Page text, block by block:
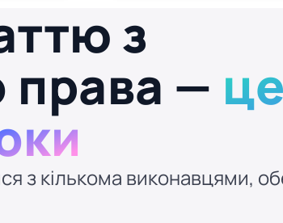
з
права — це
з кількома виконавцями,